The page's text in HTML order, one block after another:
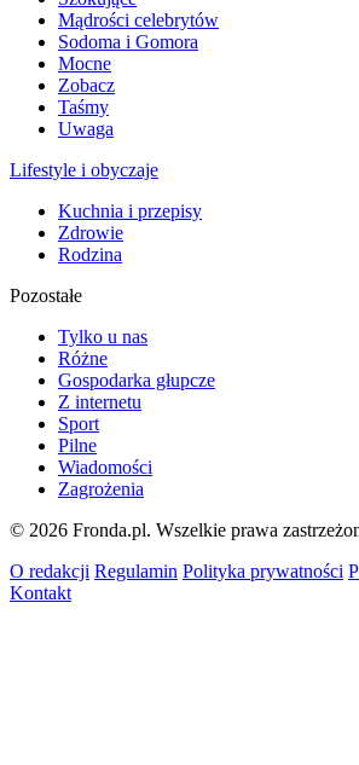
Mądrości celebrytów
Sodoma i Gomora
Mocne
Zobacz
Taśmy
Uwaga
Lifestyle i obyczaje
Kuchnia i przepisy
Zdrowie
Rodzina
Pozostałe
Tylko u nas
Różne
Gospodarka głupcze
Z internetu
Sport
Pilne
Wiadomości
Zagrożenia
© 2026 Fronda.pl. Wszelkie prawa
O redakcji Regulamin Polityka prywatności
Kontakt